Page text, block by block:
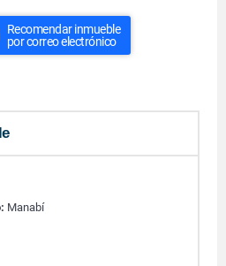
Recomendar inmueble
por correo electrónico
Manabí